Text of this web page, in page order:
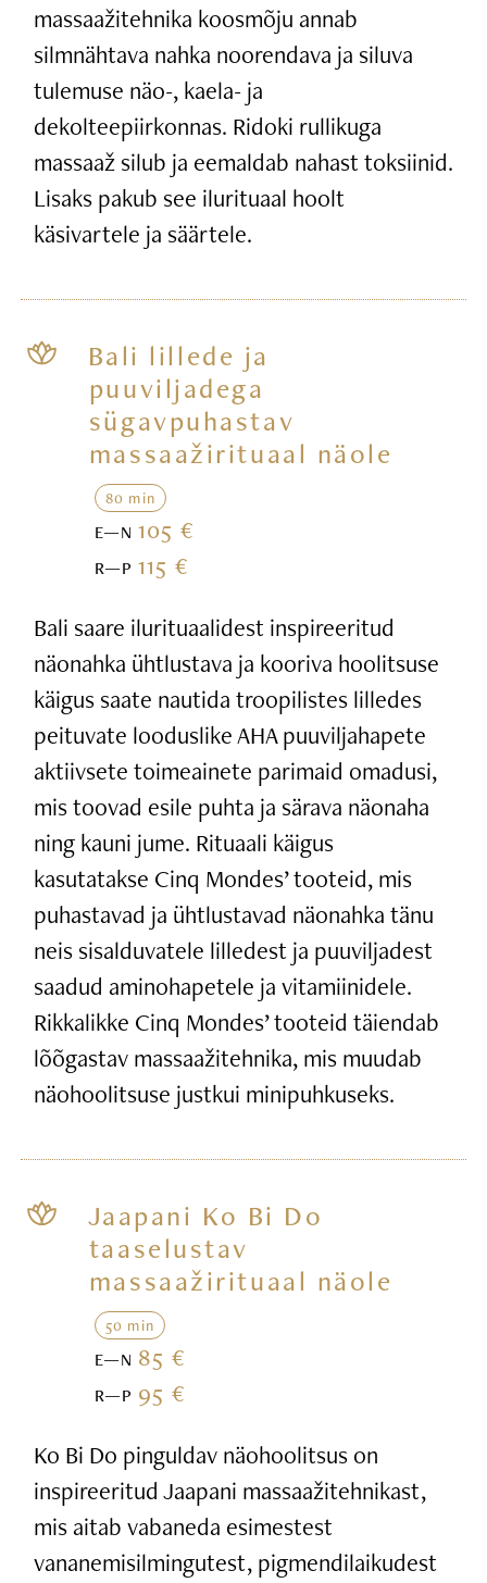
massaažitehnika koosmõju annab
silmnähtava nahka noorendava ja siluva
tulemuse näo-, kaela- ja
dekolteepiirkonnas. Ridoki rullikuga
massaaž silub ja eemaldab nahast toksiinid.
Lisaks pakub see ilurituaal hoolt
käsivartele ja säärtele.
Bali lillede ja
puuviljadega
sügavpuhastav
massaažirituaal näole
80 min
E—N105 €
R—P115 €
Bali saare ilurituaalidest inspireeritud
näonahka ühtlustava ja kooriva hoolitsuse
käigus saate nautida troopilistes lilledes
peituvate looduslike AHA puuviljahapete
aktiivsete toimeainete parimaid omadusi,
mis toovad esile puhta ja särava näonaha
ning kauni jume. Rituaali käigus
kasutatakse Cinq Mondes’ tooteid, mis
puhastavad ja ühtlustavad näonahka tänu
neis sisalduvatele lilledest ja puuviljadest
saadud aminohapetele ja vitamiinidele.
Rikkalikke Cinq Mondes’ tooteid täiendab
lõõgastav massaažitehnika, mis muudab
näohoolitsuse justkui minipuhkuseks.
Jaapani Ko Bi Do
taaselustav
massaažirituaal näole
50 min
E—N 85 €
R—P 95 €
Ko Bi Do pinguldav näohoolitsus on
inspireeritud Jaapani massaažitehnikast,
mis aitab vabaneda esimestest
vananemisilmingutest, pigmendilaikudest